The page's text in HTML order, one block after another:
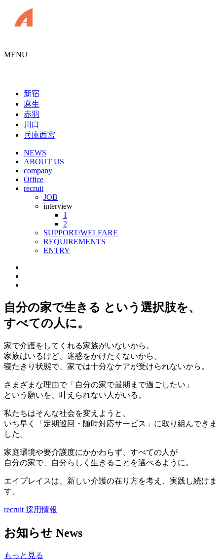
MENU
新宿
麻生
赤羽
川口
兵庫西宮
NEWS
ABOUT US
company
Office
recruit
JOB
interview
1
2
SUPPORT/WELFARE
REQUIREMENTS
ENTRY
自分の家で生きる という選択肢を、
すべての人に。
家で介護をしてくれる家族がいないから。
家族はいるけど、迷惑をかけたくないから。
寝たきり状態で、家では十分なケアが受けられないから。
さまざまな理由で「自分の家で最期まで過ごしたい」
という願いを、叶えられない人がいる。
私たちはそんな社会を変えようと、
いち早く
「定期巡回・随時対応サービス」 に取り組んできま
した。
家庭環境や要介護度にかかわらず、すべての人が
自分の家で、自分らしく生きることを選べるように。
エイプレイスは、 新しい介護の在り方を考え、実践し続けま
す。
recruit 採用情報
お知らせ News
もっと見る